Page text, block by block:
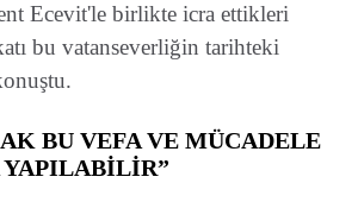
Ecevit'le birlikte icra ettikleri
bu vatanseverliğin tarihteki
BU VEFA VE MÜCADELE
YAPILABİLİR”